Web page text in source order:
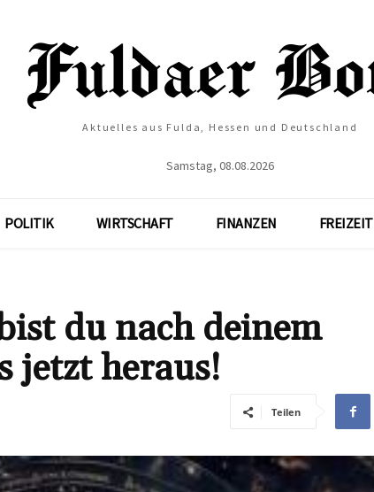
Aktuelles aus Fulda, Hessen und Deutschland
Samstag, 08.08.2026
POLITIK WIRTSCHAFT FINANZEN FREIZEIT
du nach deinem
jetzt heraus!
Teilen